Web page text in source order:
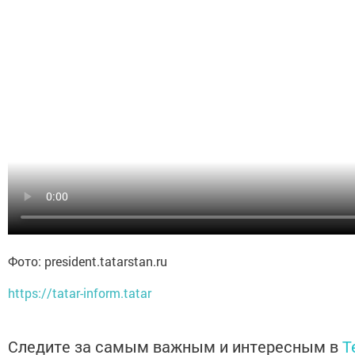
Фото: president.tatarstan.ru
https://tatar-inform.tatar
Следите за самым важным и интересным в